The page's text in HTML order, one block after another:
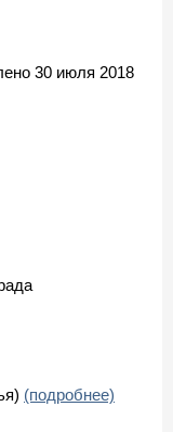
30 июля 2018
(подробнее)